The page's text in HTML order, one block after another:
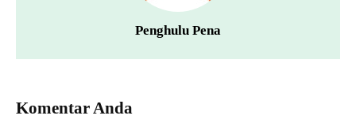
Penghulu Pena
Komentar Anda